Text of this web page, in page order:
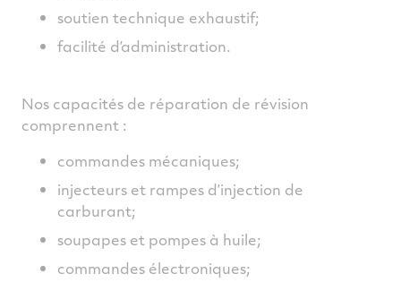
soutien technique exhaustif;
facilité d’administration.
Nos capacités de réparation de révision
comprennent :
commandes mécaniques;
injecteurs et rampes d’injection de
carburant;
soupapes et pompes à huile;
commandes électroniques;